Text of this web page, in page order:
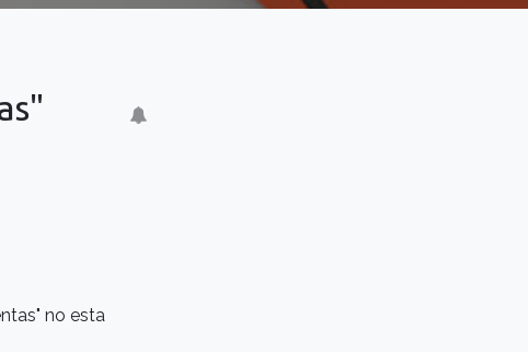
no esta